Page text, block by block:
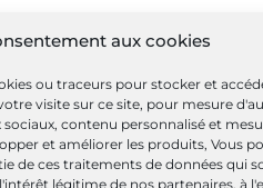
aux cookies
ou traceurs pour stocker et
visite sur ce site, pour mesure
contenu personnalisé et
et améliorer les produits, Vous
de ces traitements de données qui
légitime de nos partenaires, à